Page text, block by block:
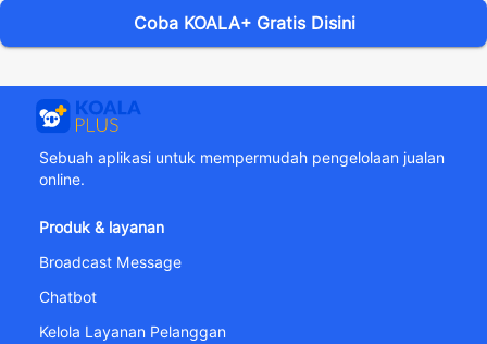
Coba KOALA+ Gratis Disini
Sebuah aplikasi untuk mempermudah pengelolaan jualan
online.
Produk & layanan
Broadcast Message
Chatbot
Kelola Layanan Pelanggan